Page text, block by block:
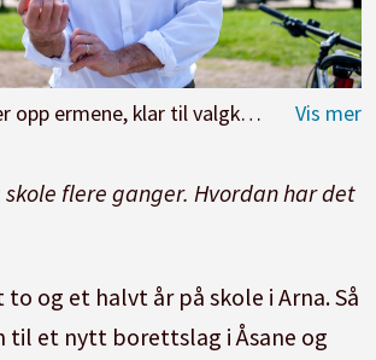
valgkamp. Mer fri lek for de minste er en kampsak.
skole flere ganger. Hvordan har det
to og et halvt år på skole i Arna. Så
et nytt borettslag i Åsane og